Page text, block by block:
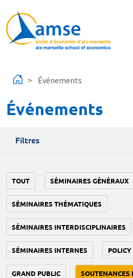
Événements
Événements
Filtres
TOUT SÉMINAIRES GÉNÉRAUX
SÉMINAIRES THÉMATIQUES
SÉMINAIRES INTERDISCIPLINAIRES
SÉMINAIRES INTERNES POLICY
GRAND PUBLIC SOUTENANCES